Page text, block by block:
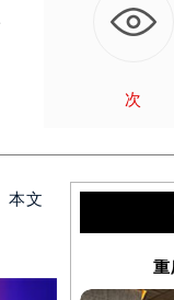
次
本文
重